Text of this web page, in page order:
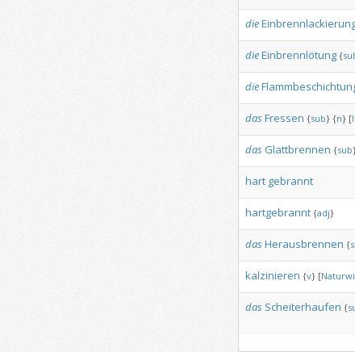
die
dieEinbrennlötung {
die
dasFressen {sub} {n}[
das Glattbrennen {sub
hart gebrannt
hartgebrannt {adj}
dasHerausbrennen {
kalzinieren {v}[
das Scheiterhaufen {